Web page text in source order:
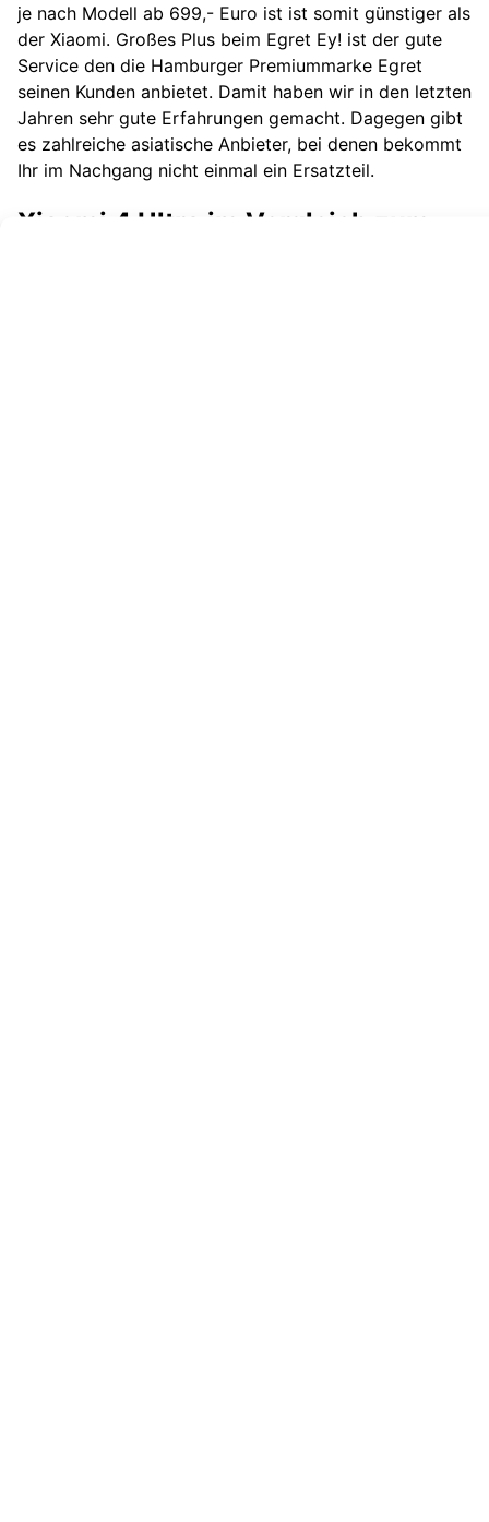
je nach Modell ab 699,- Euro ist ist somit günstiger als
der Xiaomi. Großes Plus beim Egret Ey! ist der gute
Service den die Hamburger Premiummarke Egret
seinen Kunden anbietet. Damit haben wir in den letzten
Jahren sehr gute Erfahrungen gemacht. Dagegen gibt
es zahlreiche asiatische Anbieter, bei denen bekommt
Ihr im Nachgang nicht einmal ein Ersatzteil.
Xiaomi 4 Ultra im Vergleich zum